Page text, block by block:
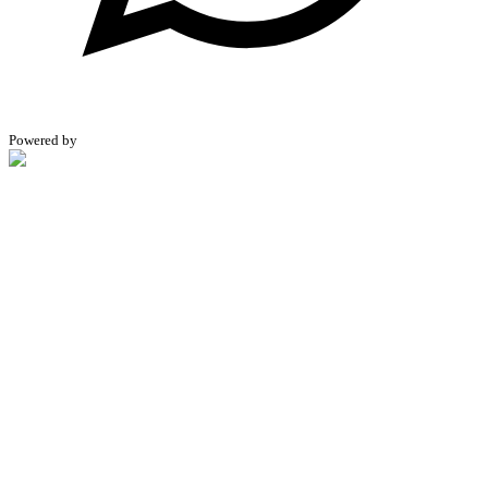
Powered by